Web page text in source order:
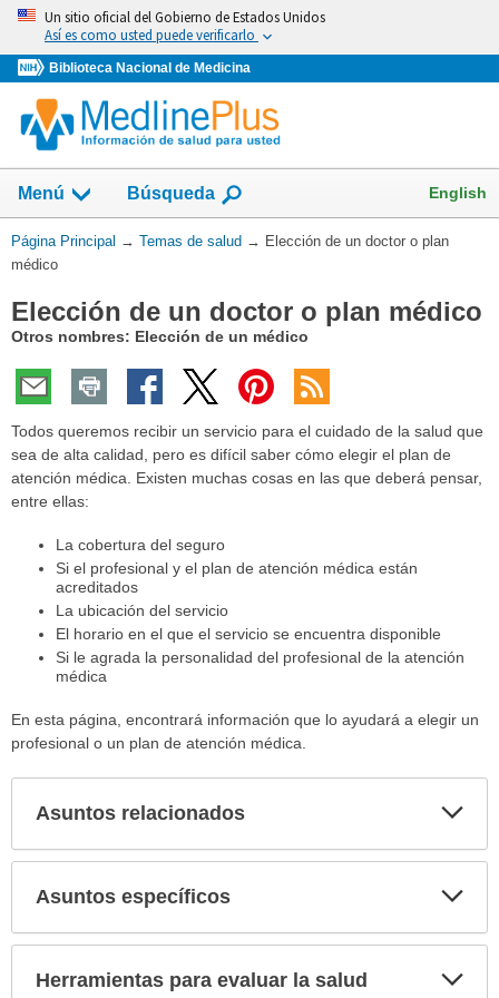
Omita
vaya
al
Contenido
Un sitio oficial del Gobierno de Estados Unidos
Así es como usted puede verificarlo
Biblioteca Nacional de Medicina
Menú
Mostrar
campo
de
Búsqueda English
Usted
está
Página Principal → Temas de salud → Elección de un doctor o plan
médico
Elección de un doctor o plan médico
Otros nombres: Elección de un médico
Todos queremos recibir un servicio para el cuidado de la salud que
sea de alta calidad, pero es difícil saber cómo elegir el plan de
atención médica. Existen muchas cosas en las que deberá pensar,
entre ellas:
La cobertura del seguro
Si el profesional y el plan de atención médica están
acreditados
La ubicación del servicio
El horario en el que el servicio se encuentra disponible
Si le agrada la personalidad del profesional de la atención
médica
En esta página, encontrará información que lo ayudará a elegir un
profesional o un plan de atención médica.
Asuntos relacionados
Asuntos específicos
Herramientas para evaluar la salud